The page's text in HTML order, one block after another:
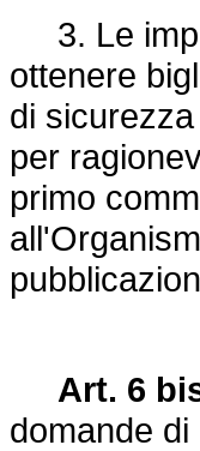
3. Le
ottenere
di
per
primo
Art. 6
domande